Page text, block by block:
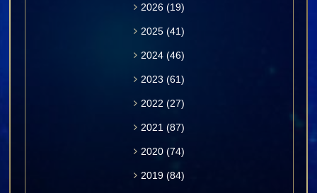
2026(19)
2025(41)
2024(46)
2023 (61)
2022 (27)
2021 (87)
2020(74)
2019(84)